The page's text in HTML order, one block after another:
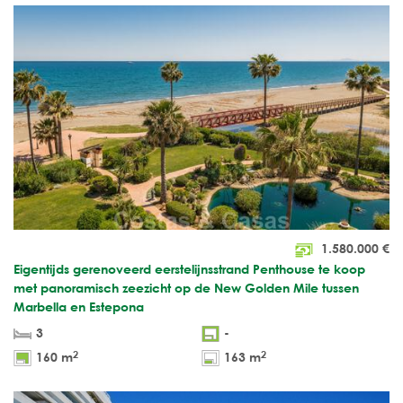
1.580.000 €
Eigentijds gerenoveerd eerstelijnsstrand Penthouse te koop
met panoramisch zeezicht op de New Golden Mile tussen
Marbella en Estepona
3
-
160 m2 163 m2